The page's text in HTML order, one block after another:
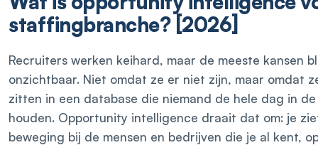
staffingbranche? [2026]
Recruiters werken keihard, maar de meeste kansen
onzichtbaar. Niet omdat ze er niet zijn, maar omdat
zitten in een database die niemand de hele dag in
houden. Opportunity intelligence draait dat om: je
beweging bij de mensen en bedrijven die je al kent,